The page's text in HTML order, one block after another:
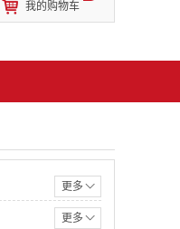
我的购物车
更多
更多